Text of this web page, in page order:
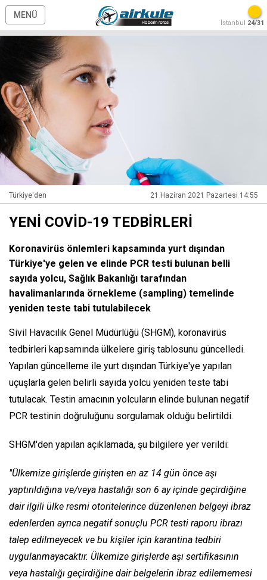
MENÜ
İstanbul 24/31
Türkiye'den 21 Haziran 2021 Pazartesi 14:55
YENİ COVİD-19 TEDBİRLERİ
Koronavirüs önlemleri kapsamında yurt dışından
Türkiye'ye gelen ve elinde PCR testi bulunan belli
sayıda yolcu, Sağlık Bakanlığı tarafından
havalimanlarında örnekleme (sampling) temelinde
yeniden teste tabi tutulabilecek
Sivil Havacılık Genel Müdürlüğü (SHGM), koronavirüs
tedbirleri kapsamında ülkelere giriş tablosunu güncelledi.
Yapılan güncelleme ile yurt dışından Türkiye'ye yapılan
uçuşlarla gelen belirli sayıda yolcu yeniden teste tabi
tutulacak. Testin amacının yolcuların elinde bulunan negatif
PCR testinin doğruluğunu sorgulamak olduğu belirtildi.
SHGM'den yapılan açıklamada, şu bilgilere yer verildi:
"Ülkemize girişlerde girişten en az 14 gün önce aşı
yaptırıldığına ve/veya hastalığı son 6 ay içinde geçirdiğine
dair ilgili ülke resmi otoritelerince düzenlenen belgeyi ibraz
edenlerden ayrıca negatif sonuçlu PCR testi raporu ibrazı
talep edilmeyecek ve bu kişiler için karantina tedbiri
uygulanmayacaktır. Ülkemize girişlerde aşı sertifikasının
veya hastalığı geçirdiğine dair belgelerin ibraz edilememesi